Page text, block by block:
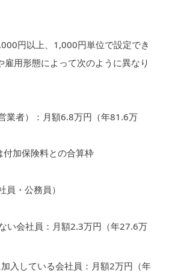
円以上、1,000円単位で設定でき
雇用形態によって次のように異なり
業者）：月額6.8万円（年81.6万
加保険料との合算枠
員・公務員）
い会社員：月額2.3万円（年27.6万
入している会社員：月額2万円（年